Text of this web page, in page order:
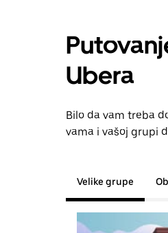
Ubera
Bilo da vam treba
vama i vašoj grupi
Velike grupe